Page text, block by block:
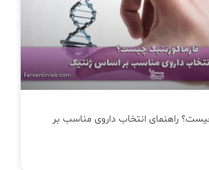
راهنمای انتخاب داروی مناسب بر